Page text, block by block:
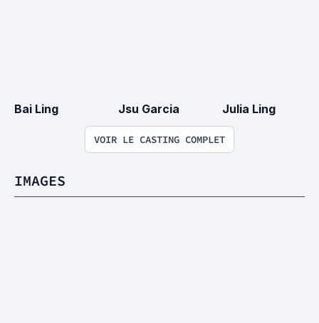
Bai Ling Jsu Garcia Julia Ling
VOIR LE CASTING COMPLET
IMAGES